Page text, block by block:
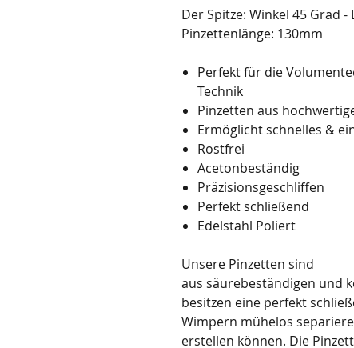
Der Spitze: Winkel 45 Grad -
Pinzettenlänge: 130mm
Perfekt für die
Technik
Pinzetten aus
Ermöglicht schnelles &
Rostfrei
Acetonbeständig
Präzisionsgeschliffen
Perfekt schließend
Edelstahl Poliert
Unsere Pinzetten sind
aus säurebeständigen und
besitzen eine perfekt
Wimpern mühelos
erstellen können. Die